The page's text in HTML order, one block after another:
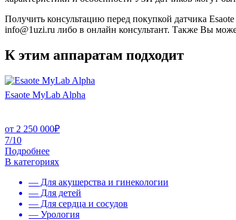
Получить консультацию перед покупкой датчика
info@1uzi.ru либо в онлайн консультант. Также Вы
К этим аппаратам подходит
Esaote MyLab Alpha
от 2 250 000₽
7/10
Подробнее
В категориях
— Для акушерства и гинекологии
— Для детей
— Для сердца и сосудов
— Урология